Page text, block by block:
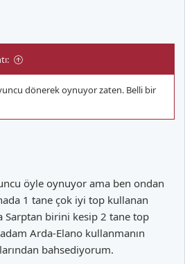
dönerek oynuyor zaten. Belli bir
öyle oynuyor ama ben ondan
1 tane çok iyi top kullanan
Sarptan birini kesip 2 tane top
Arda-Elano kullanmanın
bahsediyorum.